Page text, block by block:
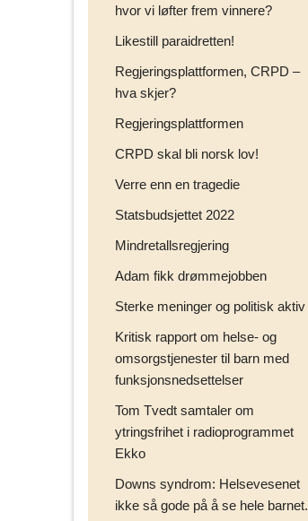
hvor vi løfter frem vinnere?
Likestill paraidretten!
Regjeringsplattformen, CRPD –
hva skjer?
Regjeringsplattformen
CRPD skal bli norsk lov!
Verre enn en tragedie
Statsbudsjettet 2022
Mindretallsregjering
Adam fikk drømmejobben
Sterke meninger og politisk aktiv
Kritisk rapport om helse- og
omsorgstjenester til barn med
funksjonsnedsettelser
Tom Tvedt samtaler om
ytringsfrihet i radioprogrammet
Ekko
Downs syndrom: Helsevesenet
ikke så gode på å se hele barnet.